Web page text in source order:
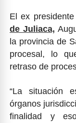
El ex
de Juliaca,
la provincia de
procesal, lo
retraso de
“La situación
órganos
finalidad y